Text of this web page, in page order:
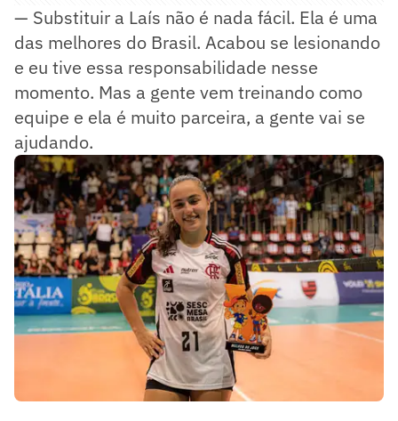
— Substituir a Laís não é nada fácil. Ela é uma
das melhores do Brasil. Acabou se lesionando
e eu tive essa responsabilidade nesse
momento. Mas a gente vem treinando como
equipe e ela é muito parceira, a gente vai se
ajudando.